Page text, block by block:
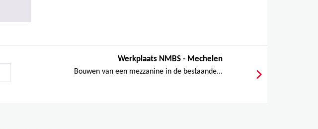
Werkplaats NMBS - Mechelen
Bouwen van een mezzanine in de bestaande...